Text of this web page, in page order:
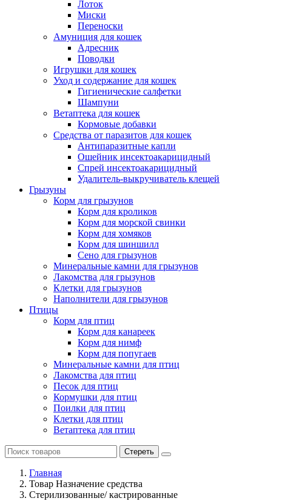
Лоток
Миски
Переноски
Амуниция для кошек
Адресник
Поводки
Игрушки для кошек
Уход и содержание для кошек
Гигиенические салфетки
Шампуни
Ветаптека для кошек
Кормовые добавки
Средства от паразитов для кошек
Антипаразитные капли
Ошейник инсектоакарицидный
Спрей инсектоакарицидный
Удалитель-выкручиватель клещей
Грызуны
Корм для грызунов
Корм для кроликов
Корм для морской свинки
Корм для хомяков
Корм для шиншилл
Сено для грызунов
Минеральные камни для грызунов
Лакомства для грызунов
Клетки для грызунов
Наполнители для грызунов
Птицы
Корм для птиц
Корм для канареек
Корм для нимф
Корм для попугаев
Минеральные камни для птиц
Лакомства для птиц
Песок для птиц
Кормушки для птиц
Поилки для птиц
Клетки для птиц
Ветаптека для птиц
Стереть
Главная
Товар Назначение средства
Стерилизованные/ кастрированные